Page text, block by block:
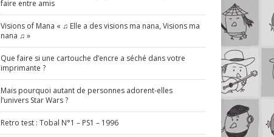
faire entre amis
Visions of Mana « ♫ Elle a des visions ma nana, Visions ma
nana ♫ »
Que faire si une cartouche d’encre a séché dans votre
imprimante ?
Mais pourquoi autant de personnes adorent-elles
l’univers Star Wars ?
Retro test : Tobal N°1 – PS1 – 1996